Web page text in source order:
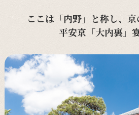
ここは「内野」と称し、京
平安京「大内裏」